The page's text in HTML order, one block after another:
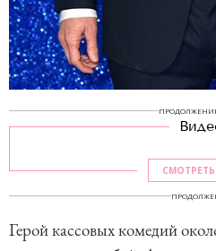
Герой кассовых комедий